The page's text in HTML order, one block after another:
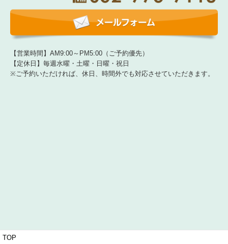
【営業時間】AM9:00～PM5:00（ご予約優先）
【定休日】毎週水曜・土曜・日曜・祝日
※ご予約いただければ、休日、時間外でも対応させていただきます。
TOP